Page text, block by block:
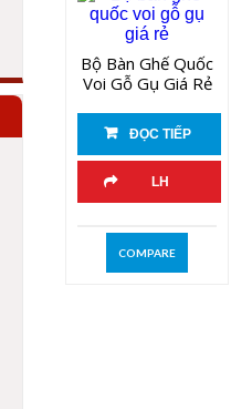
Bộ Bàn Ghế Quốc
Voi Gỗ Gụ Giá Rẻ
ĐỌC TIẾP
LH
COMPARE